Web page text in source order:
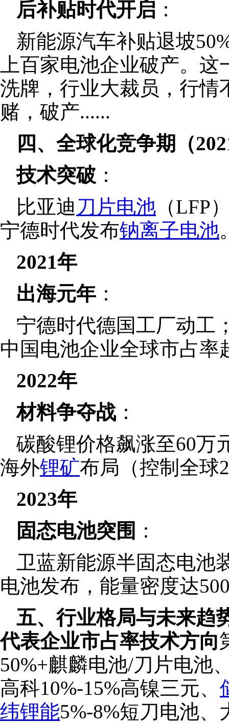
后补贴时代开启 ：
新能源汽车补贴退坡
上百家电池企业破产。
洗牌，行业大裁员，行情
赌，破产......
四、全球化竞争期（
技术突破 ：
比亚迪 刀片电池 （LFP
宁德时代发布钠离子电池
2021年
出海元年 ：
宁德时代德国工厂动工
中国电池企业全球市占率
2022年
材料争夺战：
碳酸锂价格飙涨至60万
海外锂矿布局（控制全球
2023年
固态电池突围 ：
卫蓝新能源半固态电池
电池发布，能量密度达
五、行业格局与未来趋
代表企业市占率技术方向
50%+麒麟电池/刀片电池
高科10%-15%高镍三元、
纬锂能5%-8%短刀电池、